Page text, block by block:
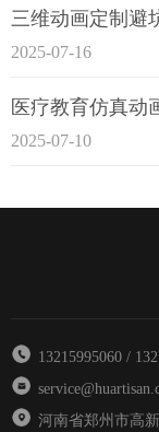
三维动画定制避
2025-07-16
2025-07-10
13215995060 /
河南省郑州市高